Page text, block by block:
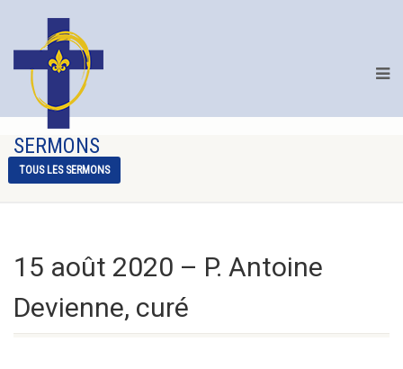
SERMONS
TOUS LES SERMONS
15 août 2020 – P. Antoine
Devienne, curé